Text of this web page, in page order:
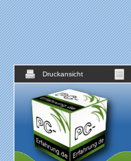
Druckansicht